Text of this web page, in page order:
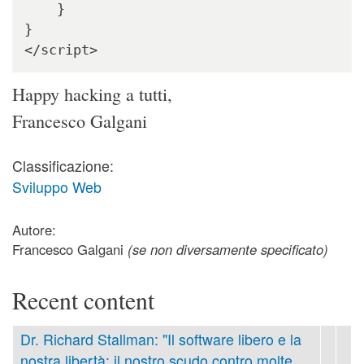
}
</script>
Happy hacking a tutti,
Francesco Galgani
Classificazione:
Sviluppo Web
Autore:
Francesco Galgani (se non diversamente specificato)
Recent content
Dr. Richard Stallman: "Il software libero e la